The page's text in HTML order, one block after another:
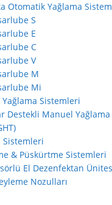
Otomatik Yağlama
S
E
C
V
M
Mi
Yağlama Sistemleri
Destekli Manuel
Sistemleri
& Püskürtme Sistemleri
El Dezenfektan
Nozulları